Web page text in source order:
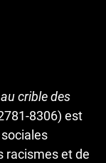
crible des
8306) est
racismes et de